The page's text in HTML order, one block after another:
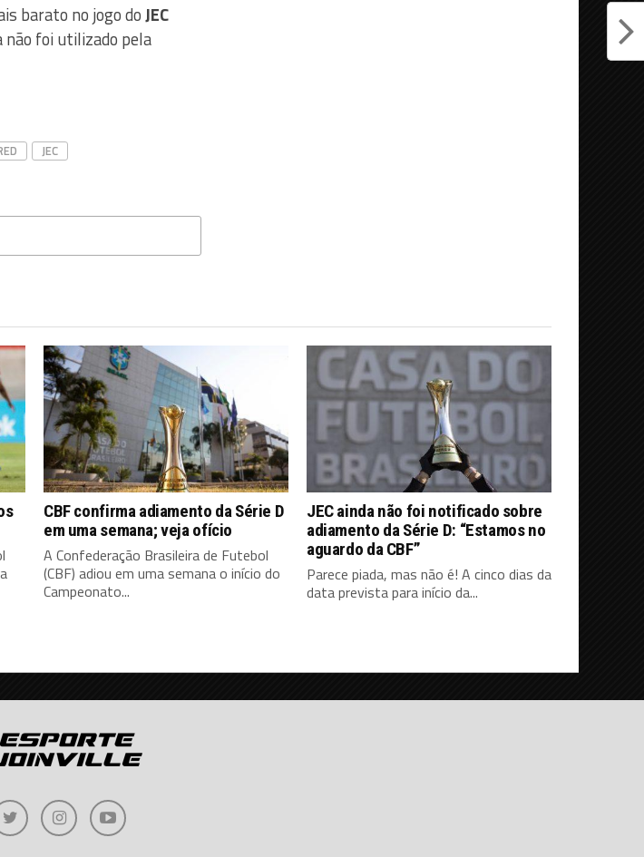
barato no jogo doJEC
foi utilizado pela
JEC
CBF confirma adiamento da Série D
em uma semana; veja ofício
A Confederação Brasileira de Futebol
(CBF) adiou em uma semana o início do
Campeonato...
JEC ainda não foi notificado sobre
adiamento da Série D: “Estamos no
aguardo da CBF”
Parece piada, mas não é! A cinco dias da
data prevista para início da...